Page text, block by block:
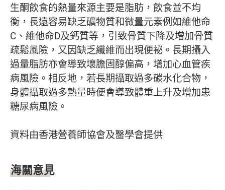
生酮飲食的熱量來源主要是脂肪，飲食並不均
衡，長遠容易缺乏礦物質和微量元素例如維他命
C、維他命D及鈣質等，引致骨質下降及增加骨質
疏鬆風險，又因缺乏纖維而出現便袐。長期攝入
過量脂肪亦會導致壞膽固醇偏高，增加心血管疾
病風險。相反地，若長期攝取過多碳水化合物，
身體攝取過多熱量時便會導致體重上升及增加患
糖尿病風險。
資料由香港營養師協會及醫學會提供
海關意見